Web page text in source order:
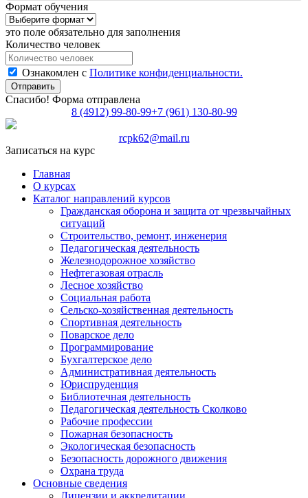
Формат обучения
это поле обязательно для заполнения
Количество человек
Ознакомлен с Политике конфиденциальности.
Отправить
Спасибо! Форма отправлена
8 (4912) 99-80-99+7 (961) 130-80-99
rcpk62@mail.ru
Записаться на курс
Главная
О курсах
Каталог направлений курсов
Гражданская оборона и защита от чрезвычайных
ситуаций
Строительство, ремонт, инженерия
Педагогическая деятельность
Железнодорожное хозяйство
Нефтегазовая отрасль
Лесное хозяйство
Социальная работа
Сельско-хозяйственная деятельность
Спортивная деятельность
Поварское дело
Программирование
Бухгалтерское дело
Административная деятельность
Юриспруденция
Библиотечная деятельность
Педагогическая деятельность Сколково
Рабочие профессии
Пожарная безопасность
Экологическая безопасность
Безопасность дорожного движения
Охрана труда
Основные сведения